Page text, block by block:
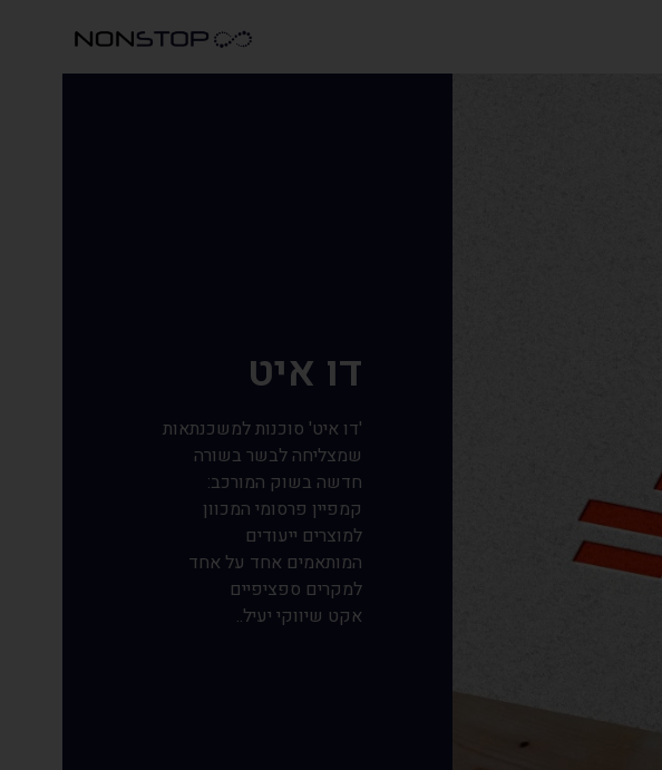
דו איט
'דו איט' סוכנות למשכנתאות
שמצליחה לבשר בשורה
חדשה בשוק המורכב:
קמפיין פרסומי המכוון
למוצרים ייעודים
המותאמים אחד על אחד
למקרים ספציפיים
אקט שיווקי יעיל..